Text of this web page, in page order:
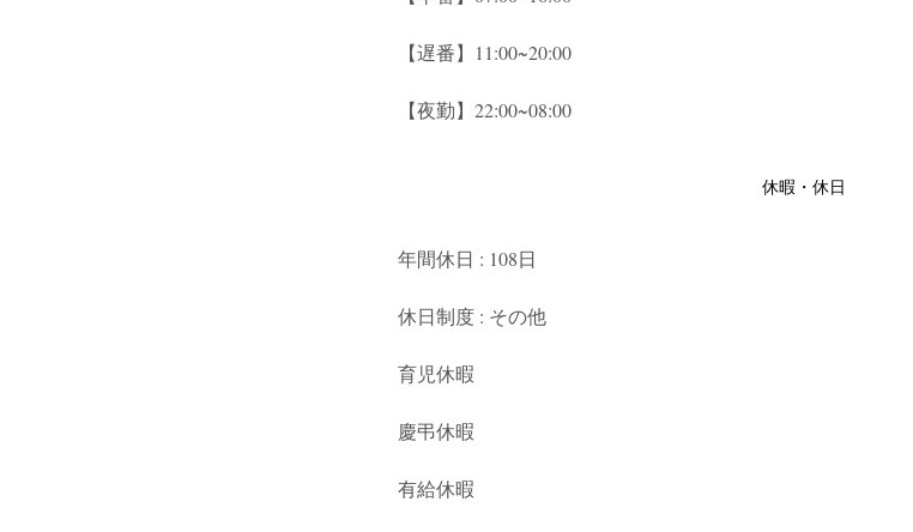
【遅番】11:00~20:00
【夜勤】22:00~08:00
休暇・休日
年間休日 : 108日
休日制度 : その他
育児休暇
慶弔休暇
有給休暇